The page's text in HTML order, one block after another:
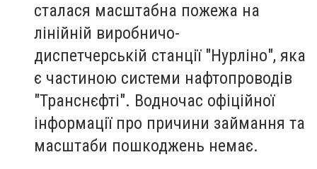
сталася масштабна пожежа на
лінійній виробничо-
диспетчерській станції "Нурліно", яка
є частиною системи нафтопроводів
"Транснєфті". Водночас офіційної
інформації про причини займання та
масштаби пошкоджень немає.